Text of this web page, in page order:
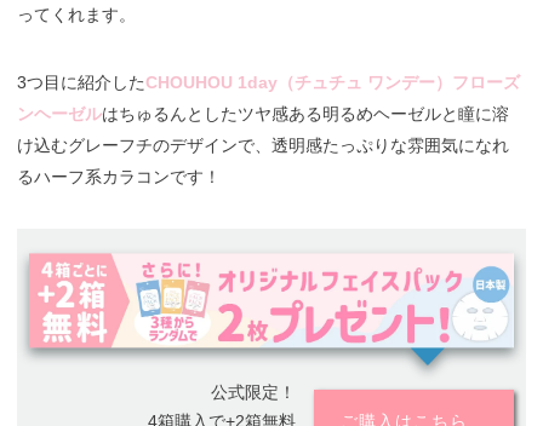
ってくれます。
3つ目に紹介したCHOUHOU 1day（チュチュ ワンデー）フローズ
ンヘーゼルはちゅるんとしたツヤ感ある明るめヘーゼルと瞳に溶
け込むグレーフチのデザインで、透明感たっぷりな雰囲気になれ
るハーフ系カラコンです！
公式限定！
4箱購入で+2箱無料
ご購入はこちら